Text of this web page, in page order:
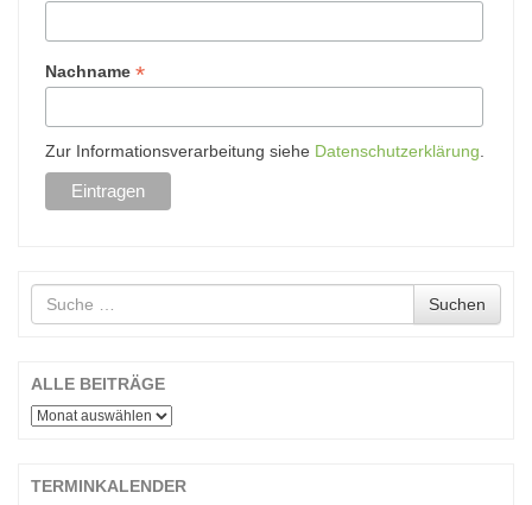
Nachname *
Zur Informationsverarbeitung siehe Datenschutzerklärung
Suche
nach
Suchen
ALLE BEITRÄGE
ALLE
TERMINKALENDER